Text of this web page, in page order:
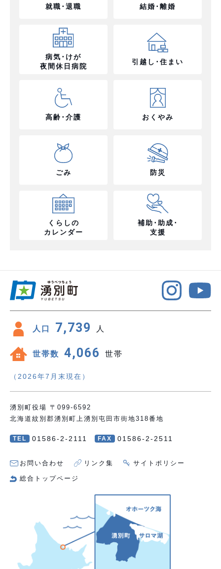
就職･退職 結婚･離婚
病気･けが
夜間休日病院
引越し･住まい
高齢･介護 おくやみ
ごみ 防災
くらしの
カレンダー
補助･助成･
支援
人口 7,739 人
世帯数 4,066 世帯
（2026年7月末現在）
湧別町役場 〒099-6592
北海道紋別郡湧別町上湧別屯田市街地318番地
TEL 01586-2-2111 FAX 01586-2-2511
お問い合わせ リンク集 サイトポリシー
総合トップページ